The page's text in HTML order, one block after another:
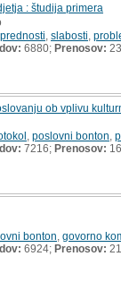
: študija primera
prednosti slabosti
6880; Prenosov:
ob vplivu
poslovni bonton
7216; Prenosov:
bonton govorno
6924; Prenosov: